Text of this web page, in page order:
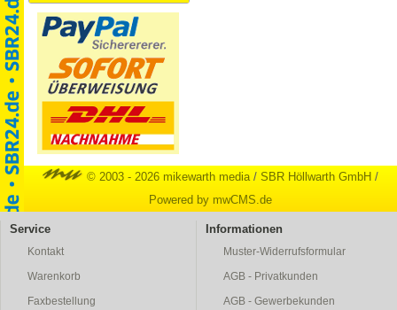
© 2003 - 2026 mikewarth media / SBR Höllwarth GmbH /
Powered by mwCMS.de
Service
Kontakt
Warenkorb
Faxbestellung
Informationen
Muster-Widerrufsformular
AGB - Privatkunden
AGB - Gewerbekunden